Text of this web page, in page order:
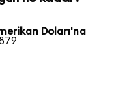
Doları'na